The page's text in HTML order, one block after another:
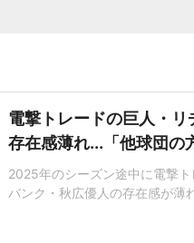
電撃トレードの巨人・
存在感薄れ...「他球団の
2025年のシーズン途中に電撃
バンク・秋広優人の存在感が薄
いリチャードはソフトバンク
いた長打力を評価され、秋広